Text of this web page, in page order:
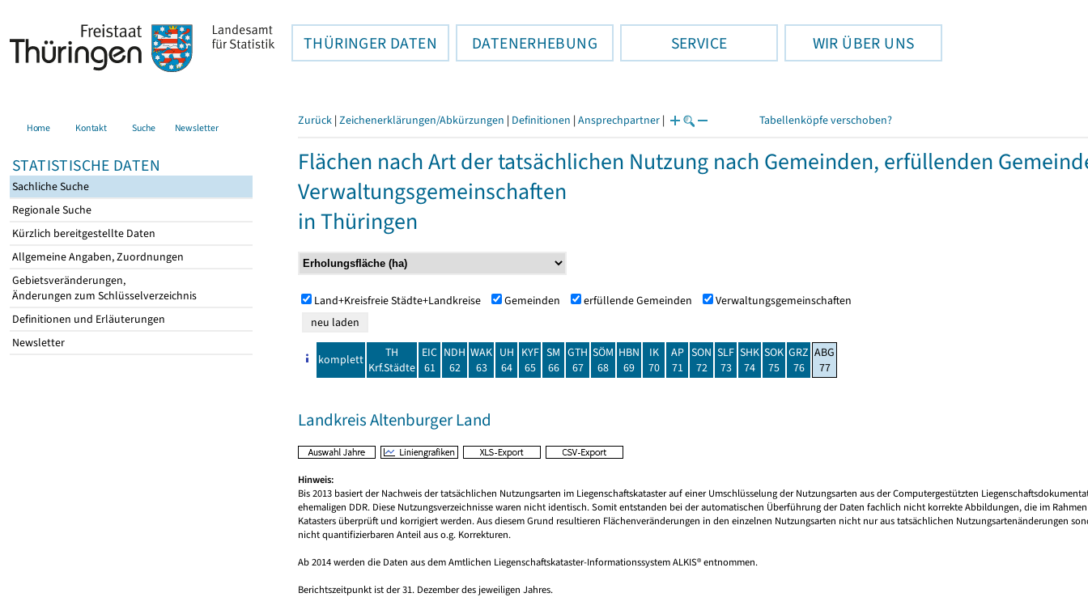
THÜRINGER DATEN DATENERHEBUNG SERVICE WIR ÜBER UNS
Home Kontakt Suche Newsletter
STATISTISCHE DATEN
Sachliche Suche
Regionale Suche
Kürzlich bereitgestellte Daten
Allgemeine Angaben, Zuordnungen
Gebietsveränderungen,
Änderungen zum Schlüsselverzeichnis
Definitionen und Erläuterungen
Newsletter
Zurück | Zeichenerklärungen/Abkürzungen | Definitionen | Ansprechpartner | Tabellenköpfe verschoben?
Flächen nach Art der tatsächlichen Nutzung nach Gemeinden, erfüllenden
Verwaltungsgemeinschaften
in Thüringen
Land+Kreisfreie Städte+Landkreise Gemeinden erfüllende Gemeinden Verwaltungsgemeinschaften
komplett
TH
Krf.Städte
EIC
61
NDH
62
WAK
63
UH
64
KYF
65
SM
66
GTH
67
SÖM
68
HBN
69
IK
70
AP
71
SON
72
SLF
73
SHK
74
SOK
75
GRZ
76
ABG
77
Landkreis Altenburger Land
Hinweis:
Bis 2013 basiert der Nachweis der tatsächlichen Nutzungsarten im Liegenschaftskataster auf einer Umschlüsselung der Nutzungsarten aus der Computergestützten
ehemaligen DDR. Diese Nutzungsverzeichnisse waren nicht identisch. Somit entstanden bei der automatischen Überführung der Daten fachlich nicht korrekte Abbildungen, die im
Katasters überprüft und korrigiert werden. Aus diesem Grund resultieren Flächenveränderungen in den einzelnen Nutzungsarten nicht nur aus tatsächlichen Nutzungsartenänderungen
nicht quantifizierbaren Anteil aus o.g. Korrekturen.
Ab 2014 werden die Daten aus dem Amtlichen Liegenschaftskataster-Informationssystem ALKIS® entnommen.
Berichtszeitpunkt ist der 31. Dezember des jeweiligen Jahres.